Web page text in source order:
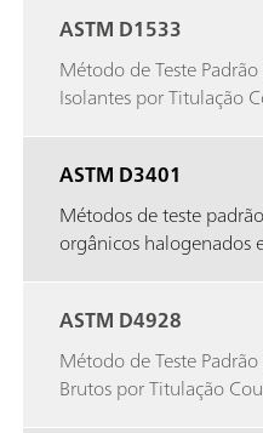
ASTM D1533
Método de Teste
Isolantes por Titulação
ASTM D3401
Métodos de teste
orgânicos halogenados
ASTM D4928
Método de Teste
Brutos por Titulação